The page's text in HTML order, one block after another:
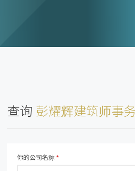
查询 彭耀辉建筑师事
你的公司名称*